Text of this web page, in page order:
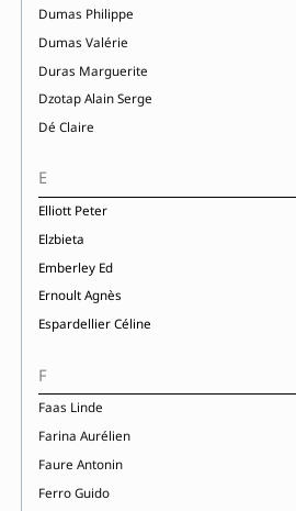
Dumas Philippe
Dumas Valérie
Duras Marguerite
Dzotap Alain Serge
Dé Claire
E
Elliott Peter
Elzbieta
Emberley Ed
Ernoult Agnès
Espardellier Céline
F
Faas Linde
Farina Aurélien
Faure Antonin
Ferro Guido